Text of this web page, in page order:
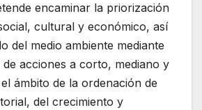
encaminar la priorización
cultural y económico, así
del medio ambiente mediante
acciones a corto, mediano y
ámbito de la ordenación de
del crecimiento y